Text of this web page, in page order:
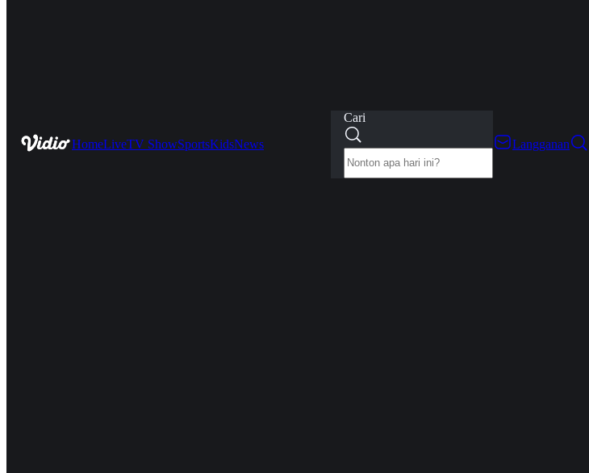
HomeLiveTV ShowSportsKidsNews
Cari
Langganan